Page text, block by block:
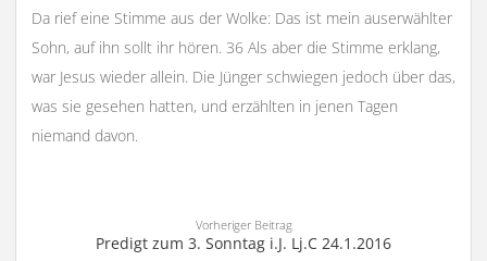
Da rief eine Stimme aus der Wolke: Das ist mein auserwählter
Sohn, auf ihn sollt ihr hören. 36 Als aber die Stimme erklang,
war Jesus wieder allein. Die Jünger schwiegen jedoch über das,
was sie gesehen hatten, und erzählten in jenen Tagen
niemand davon.
Vorheriger Beitrag
Predigt zum 3. Sonntag i.J. Lj.C 24.1.2016